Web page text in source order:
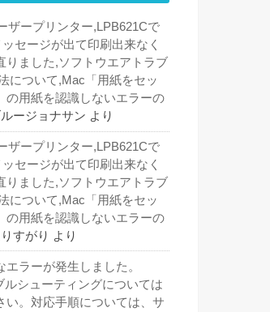
ザープリンター,LPB621Cで
セージが出て印刷出来なく
りました,ソフトウエアトラブ
について,Mac「用紙をセッ
の用紙を認識しないエラーの
ージョナサン より
ザープリンター,LPB621Cで
セージが出て印刷出来なく
りました,ソフトウエアトラブ
について,Mac「用紙をセッ
の用紙を認識しないエラーの
すがり より
エラーが発生しました。
ルシューティングについては
い。対応手順については、サ